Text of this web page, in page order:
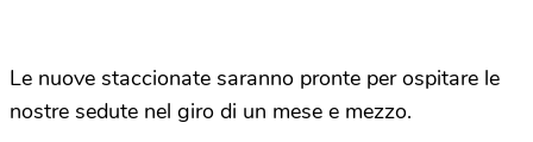
Le nuove staccionate saranno pronte per ospitare le
nostre sedute nel giro di un mese e mezzo.